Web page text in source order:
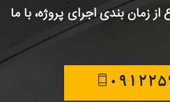
از زمان بندی اجرای پروژه، با ما